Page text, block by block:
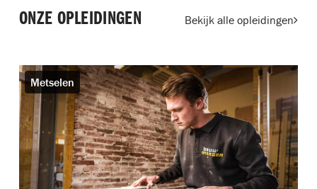
ONZE OPLEIDINGEN Bekijk alle opleidingen
Metselen